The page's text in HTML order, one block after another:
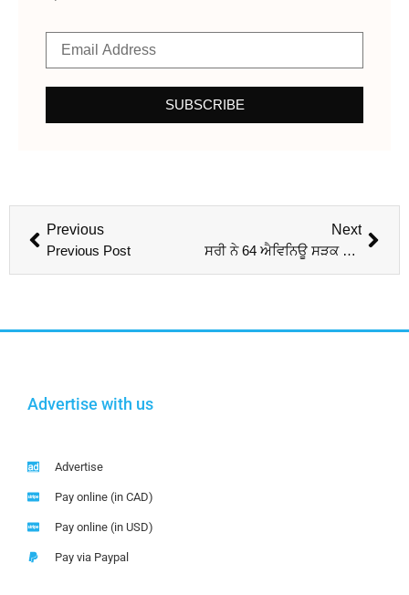
SUBSCRIBE
Previous
Previous Post
Next
ਸਰੀ ਨੇ 64 ਐਵਿਨਿਊ ਸੜਕ ਨੂੰ ਚੌੜਾ ਕਰਨ ਦੇ ਆਖ਼ਰੀ ਪੜਾਅ ਦੀ ਸ਼ੁਰੂਆਤ ਕੀਤੀ
Advertise with us
Advertise
Pay online (in CAD)
Pay online (in USD)
Pay via Paypal